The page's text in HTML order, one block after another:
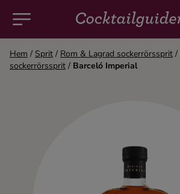
COCKTAILS & DRINKAR
Hem / Sprit / Rom & Lagrad sockerrörssprit /
sockerrörssprit / Barceló Imperial